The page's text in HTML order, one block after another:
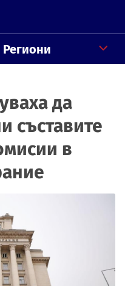
Региони
да
съставите
в